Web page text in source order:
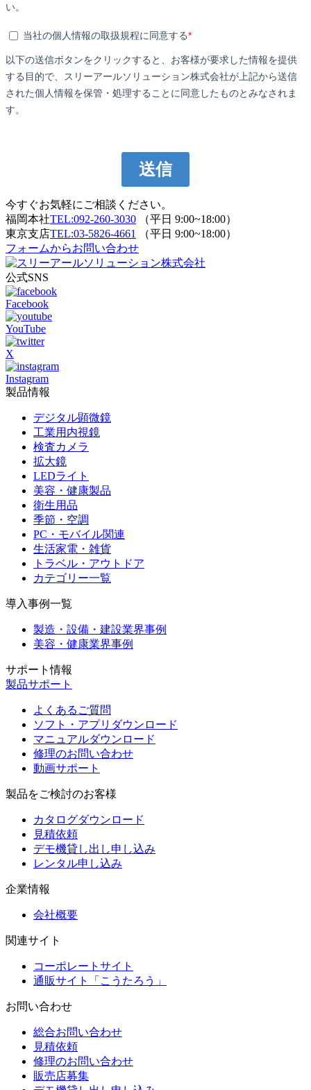
今すぐお気軽にご相談ください。
福岡本社TEL:092-260-3030 （平日 9:00~18:00）
東京支店TEL:03-5826-4661 （平日 9:00~18:00）
フォームからお問い合わせ
公式SNS
Facebook
YouTube
X
Instagram
製品情報
デジタル顕微鏡
工業用内視鏡
検査カメラ
拡大鏡
LEDライト
美容・健康製品
衛生用品
季節・空調
PC・モバイル関連
生活家電・雑貨
トラベル・アウトドア
カテゴリー一覧
導入事例一覧
製造・設備・建設業界事例
美容・健康業界事例
サポート情報
製品サポート
よくあるご質問
ソフト・アプリダウンロード
マニュアルダウンロード
修理のお問い合わせ
動画サポート
製品をご検討のお客様
カタログダウンロード
見積依頼
デモ機貸し出し申し込み
レンタル申し込み
企業情報
会社概要
関連サイト
コーポレートサイト
通販サイト「こうたろう」
お問い合わせ
総合お問い合わせ
見積依頼
修理のお問い合わせ
販売店募集